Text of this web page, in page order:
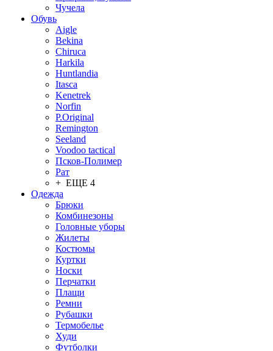
Чучела
Обувь
Aigle
Bekina
Chiruсa
Harkila
Huntlandia
Itasca
Kenetrek
Norfin
P.Original
Remington
Seeland
Voodoo tactical
Псков-Полимер
Рат
+ ЕЩЕ 4
Одежда
Брюки
Комбинезоны
Головные уборы
Жилеты
Костюмы
Куртки
Носки
Перчатки
Плащи
Ремни
Рубашки
Термобелье
Худи
Футболки